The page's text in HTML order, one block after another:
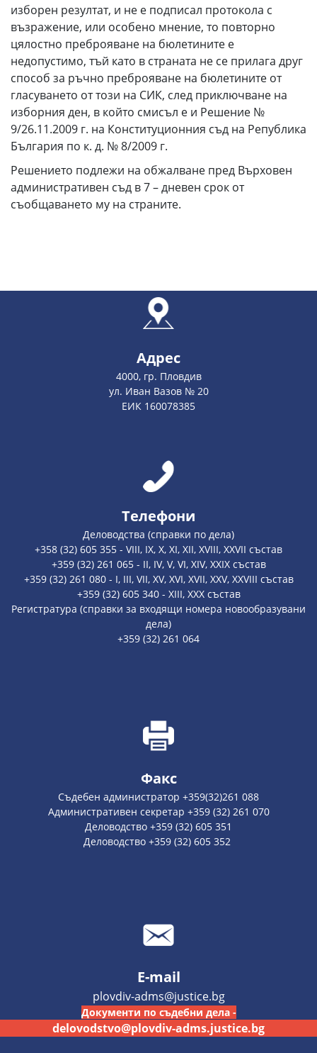
изборен резултат, и не е подписал протокола с
възражение, или особено мнение, то повторно
цялостно преброяване на бюлетините е
недопустимо, тъй като в страната не се прилага друг
способ за ръчно преброяване на бюлетините от
гласуването от този на СИК, след приключване на
изборния ден, в който смисъл е и Решение №
9/26.11.2009 г. на Конституционния съд на Република
България по к. д. № 8/2009 г.
Решението подлежи на обжалване пред Върховен
административен съд в 7 – дневен срок от
съобщаването му на страните.
Адрес
4000, гр. Пловдив
ул. Иван Вазов № 20
ЕИК 160078385
Телефони
Деловодства (справки по дела)
+358 (32) 605 355 - VIII, IX, X, XI, XII, XVIII, XXVII състав
+359 (32) 261 065 - II, IV, V, VI, XIV, XXIX състав
+359 (32) 261 080 - I, III, VII, XV, XVI, XVII, XXV, XXVIII състав
+359 (32) 605 340 - XIII, XXX състав
Регистратура (справки за входящи номера новообразувани
дела)
+359 (32) 261 064
Факс
Съдебен администратор +359(32)261 088
Административен секретар +359 (32) 261 070
Деловодство +359 (32) 605 351
Деловодство +359 (32) 605 352
E-mail
plovdiv-adms@justice.bg
Документи по съдебни дела -
delovodstvo@plovdiv-adms.justice.bg